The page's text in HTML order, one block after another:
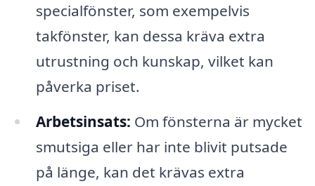
specialfönster, som exempelvis
takfönster, kan dessa kräva extra
utrustning och kunskap, vilket kan
påverka priset.
Arbetsinsats: Om fönsterna är mycket
smutsiga eller har inte blivit putsade
på länge, kan det krävas extra